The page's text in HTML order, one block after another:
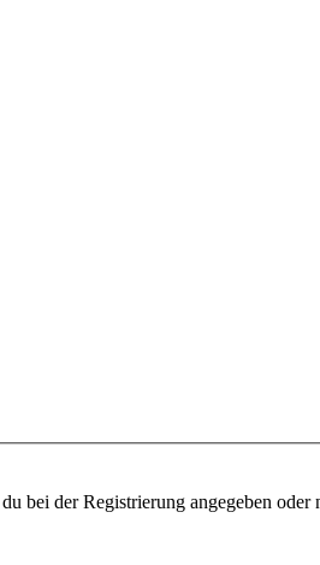
bei der Registrierung angegeben